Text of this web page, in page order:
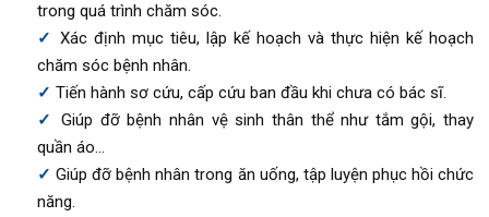
trong quá trình chăm sóc.
Xác định mục tiêu, lập kế hoạch và thực hiện kế hoạch
chăm sóc bệnh nhân.
Tiến hành sơ cứu, cấp cứu ban đầu khi chưa có bác sĩ.
Giúp đỡ bệnh nhân vệ sinh thân thể như tắm gội, thay
quần áo…
Giúp đỡ bệnh nhân trong ăn uống, tập luyện phục hồi chức
năng.